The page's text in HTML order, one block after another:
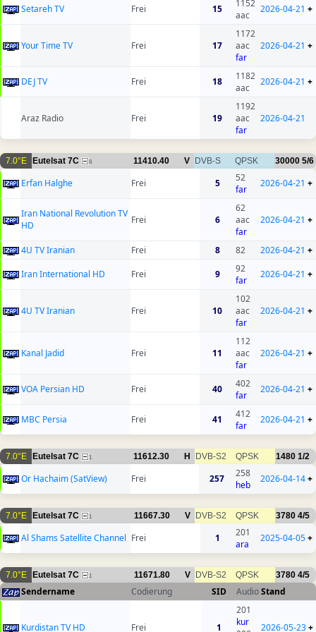
Setareh TV Frei 15
1152
aac
2026-04-21 +
Your Time TV Frei 17
1172
aac
far
2026-04-21 +
DEJ TV Frei 18
1182
aac
2026-04-21 +
Araz Radio Frei 19
1192
aac
far
2026-04-21
7.0°E Eutelsat 7C 8 11410.40 V DVB-S QPSK 30000 5/6
Erfan Halghe Frei 5
52
far
2026-04-21 +
Iran National Revolution TV
HD
Frei 6
62
aac
far
2026-04-21 +
4U TV Iranian Frei 8 82 2026-04-21 +
Iran International HD
Frei 9
92
far
2026-04-21 +
4U TV Iranian Frei 10
102
aac
far
2026-04-21 +
Kanal Jadid Frei 11
112
aac
far
2026-04-21 +
VOA Persian HD Frei 40
402
far
2026-04-21 +
MBC Persia Frei 41
412
far
2026-04-21 +
7.0°E Eutelsat 7C 1 11612.30 H DVB-S2 QPSK 1480 1/2
Or Hachaim (SatView) Frei 257
258
heb
2026-04-14+
7.0°E Eutelsat 7C 1 11667.30 V DVB-S2 QPSK 3780 4/5
Al Shams Satellite Channel Frei 1
201
ara
2025-04-05+
7.0°E Eutelsat 7C 1 11671.80 V DVB-S2 QPSK 3780 4/5
Sendername Codierung SID AudioStand
Kurdistan TV HD Frei 1
201
kur
2026-05-23+